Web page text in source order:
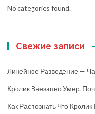
No categories found.
Свежие записи
Линейное Разведение —
Кролик Внезапно Умер.
Как Распознать Что Кролик